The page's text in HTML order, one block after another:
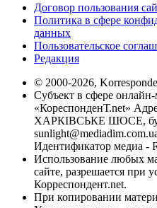
Договор пользования
Политика в сфере
данных
Пользовательское
Редакция
© 2000-2026,
Субъект в сфере
«КореспонденТ.net»
ХАРКІВСЬКЕ ШОСЕ,
Идентификатор медиа -
Использование любых
сайте, разрешается при
Корреспондент.net.
При копировании